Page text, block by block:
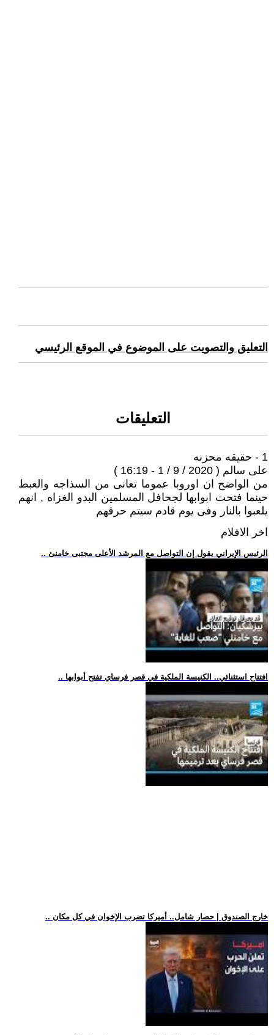
التعليق والتصويت على الموضوع في الموقع الرئيسي
التعليقات
1 - حقيقه محزنه
على سالم ( 2020 / 9 / 1 - 16:19 )
من الواضح ان اوروبا عموما تعانى من السذاجه والعبط
حينما فتحت ابوابها لجحافل المسلمين البدو الغزاه , انهم
يلعبوا بالنار وفى يوم قادم سيتم حرقهم
اخر الافلام
.. الرئيس الإيراني يقول إن التواصل مع المرشد الأعلى مجتبى خامنئ
.. افتتاح استثنائي.. الكنيسة الملكية في قصر فرساي تفتح أبوابها
.. خارج الصندوق | حصار شامل.. أميركا تضرب الإخوان في كل مكان